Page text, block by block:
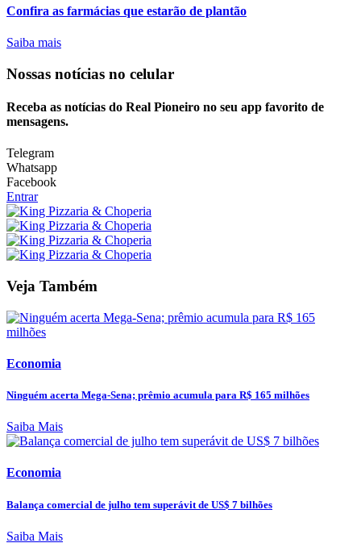
Confira as farmácias que estarão de plantão
Saiba mais
Nossas notícias no celular
Receba as notícias do Real Pioneiro no seu app favorito de
mensagens.
Telegram
Whatsapp
Facebook
Entrar
Veja Também
Economia
Ninguém acerta Mega-Sena; prêmio acumula para R$ 165 milhões
Saiba Mais
Economia
Balança comercial de julho tem superávit de US$ 7 bilhões
Saiba Mais